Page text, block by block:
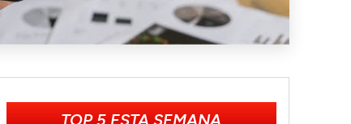
TOP 5 ESTA SEMANA